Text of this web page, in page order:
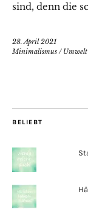
sind, denn die
28. April 2021
Minimalismus / Umwelt
BELIEBT